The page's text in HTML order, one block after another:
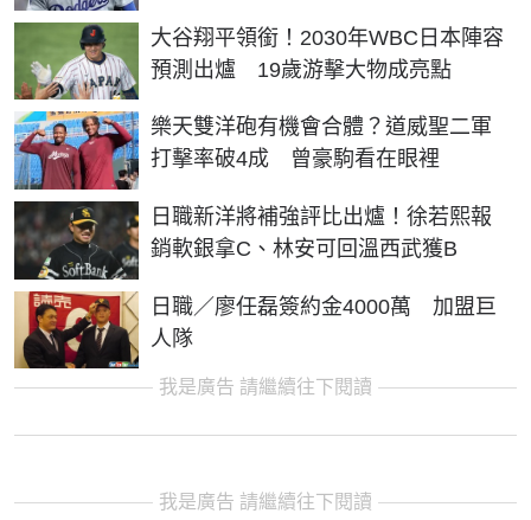
大谷翔平領銜！2030年WBC日本陣容
預測出爐 19歲游擊大物成亮點
樂天雙洋砲有機會合體？道威聖二軍
打擊率破4成 曾豪駒看在眼裡
日職新洋將補強評比出爐！徐若熙報
銷軟銀拿C、林安可回溫西武獲B
日職／廖任磊簽約金4000萬 加盟巨
人隊
我是廣告 請繼續往下閱讀
我是廣告 請繼續往下閱讀